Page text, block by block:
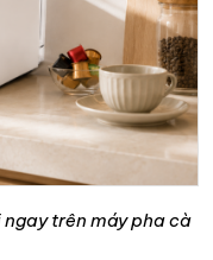
ngay trên máy pha cà